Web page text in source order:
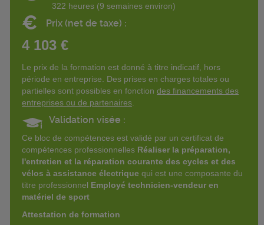
322 heures (9 semaines environ)
€ Prix (net de taxe) :
4 103 €
Le prix de la formation est donné à titre indicatif, hors
période en entreprise. Des prises en charges totales ou
partielles sont possibles en fonction des financements des
entreprises ou de partenaires
Validation visée :
Ce bloc de compétences est validé par un certificat de
compétences professionnelles Réaliser la préparation,
l'entretien et la réparation courante des cycles et des
vélos à assistance électrique qui est une composante du
titre professionnel Employé technicien-vendeur en
matériel de sport
Attestation de formation